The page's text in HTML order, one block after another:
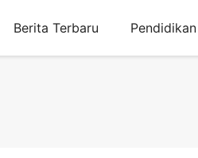
Berita Terbaru Pendidikan